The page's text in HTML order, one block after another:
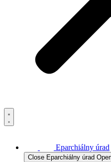
Eparchiálny úrad
Close Eparchiálny úrad